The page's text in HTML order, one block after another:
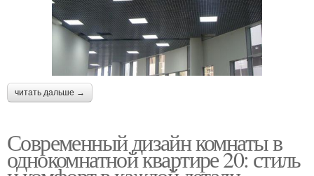
читать дальше →
Современный дизайн комнаты в
однокомнатной квартире 20: стиль